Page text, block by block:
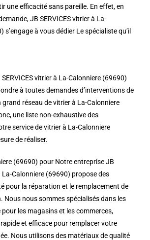
une efficacité sans pareille. En effet, en
JB SERVICES vitrier à La-
s’engage à vous dédier Le spécialiste qu’il
vitrier à La-Calonniere (69690)
à toutes demandes d’interventions de
grand réseau de vitrier à La-Calonniere
une liste non-exhaustive des
service de vitrier à La-Calonniere
de réaliser.
(69690) pour Notre entreprise JB
La-Calonniere (69690) propose des
pour la réparation et le remplacement de
Nous nous sommes spécialisés dans les
les magasins et les commerces,
et efficace pour remplacer votre
Nous utilisons des matériaux de qualité